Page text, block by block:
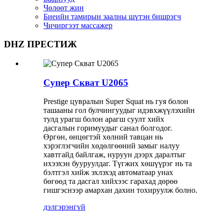
Чөлөөт жин
Биеийн тамирын заалны шүтэн бишрэгч
Чичиргээт массажер
DHZ ПРЕСТИЖ
Супер Скват U2065
Prestige цувралын Super Squat нь гуя болон
ташааны гол булчингуудыг идэвхжүүлэхийн
тулд урагш болон арагш суулт хийх
дасгалын горимуудыг санал болгодог.
Өргөн, өнцөгтэй хөлний тавцан нь
хэрэглэгчийн хөдөлгөөний замыг налуу
хавтгайд байлгаж, нуруун дээрх даралтыг
ихээхэн бууруулдаг. Түгжих хөшүүрэг нь та
бэлтгэл хийж эхлэхэд автоматаар унах
бөгөөд та дасгал хийхээс гарахад дөрөө
гишгэснээр амархан дахин тохируулж болно.
дэлгэрэнгүй